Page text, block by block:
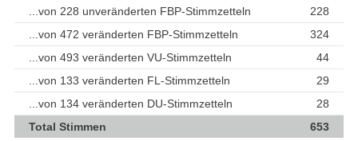
...von 228 unveränderten FBP-Stimmzetteln
228
...von 472 veränderten FBP-Stimmzetteln
324
...von 493 veränderten VU-Stimmzetteln
44
...von 133 veränderten FL-Stimmzetteln
29
...von 134 veränderten DU-Stimmzetteln
28
Total Stimmen
653